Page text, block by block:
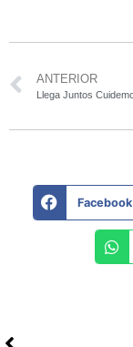
ANTERIOR
Facebook